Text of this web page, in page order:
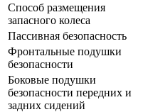
Способ размещения
запасного колеса
Пассивная безопасность
Фронтальные подушки
безопасности
Боковые подушки
безопасности передних и
задних сидений